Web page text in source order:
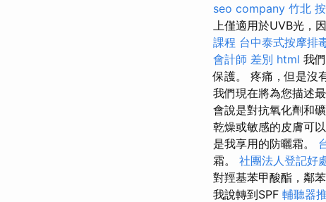
seo company 竹北
上僅適用於UVB光，
課程 台中泰式按摩排
會計師 差別 html 我
保護。 疼痛，但是沒
我們現在將為您描述
會說是對抗氧化劑和
乾燥或敏感的皮膚可
是我享用的防曬霜。
霜。 社團法人登記好
對羥基苯甲酸酯，鄰
我說轉到SPF 輔聽器